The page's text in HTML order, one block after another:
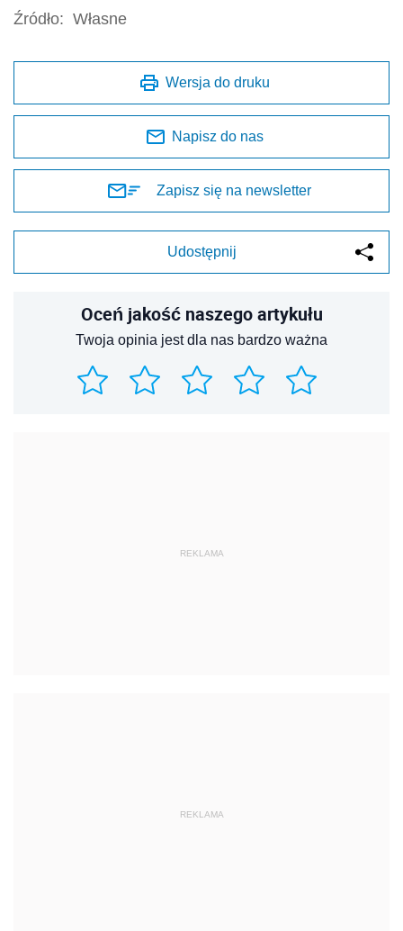
Źródło: Własne
Wersja do druku
Napisz do nas
Zapisz się na newsletter
Udostępnij
Oceń jakość naszego artykułu
Twoja opinia jest dla nas bardzo ważna
REKLAMA
REKLAMA